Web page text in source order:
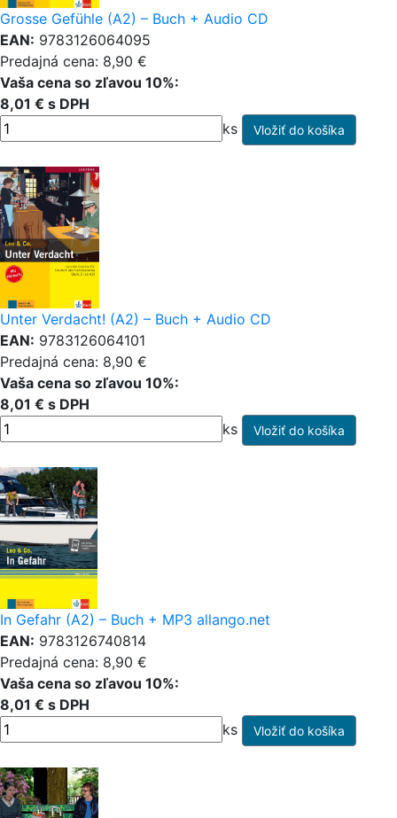
Grosse Gefühle (A2) – Buch + Audio CD
EAN: 9783126064095
Predajná cena: 8,90 €
Vaša cena so zľavou 10%:
8,01 € s DPH
ks
Unter Verdacht! (A2) – Buch + Audio CD
EAN: 9783126064101
Predajná cena: 8,90 €
Vaša cena so zľavou 10%:
8,01 € s DPH
ks
In Gefahr (A2) – Buch + MP3 allango.net
EAN: 9783126740814
Predajná cena: 8,90 €
Vaša cena so zľavou 10%:
8,01 € s DPH
ks